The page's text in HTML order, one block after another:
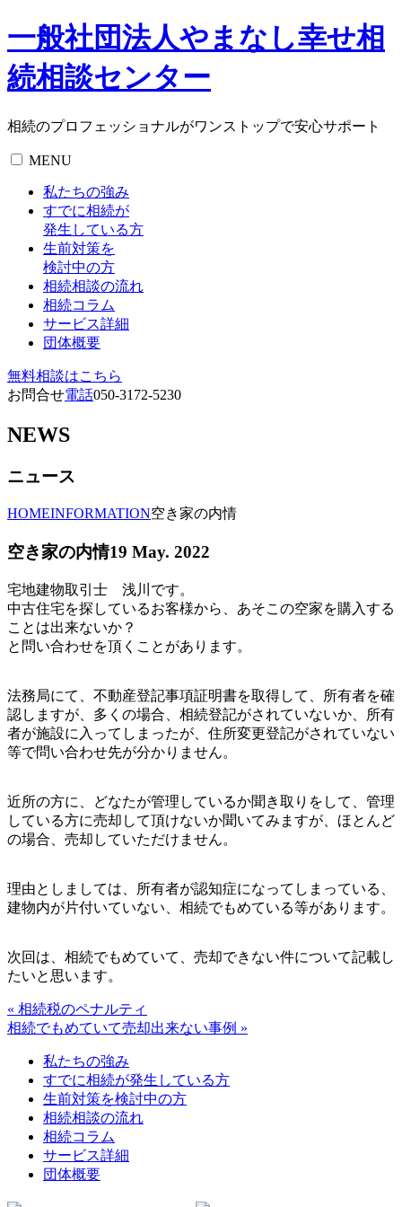
一般社団法人やまなし幸せ相
続相談センター
相続のプロフェッショナルがワンストップで安心サポート
MENU
私たちの強み
すでに相続が
発生している方
生前対策を
検討中の方
相続相談の流れ
相続コラム
サービス詳細
団体概要
無料相談はこちら
お問合せ電話050-3172-5230
NEWS
ニュース
HOMEINFORMATION空き家の内情
空き家の内情19 May. 2022
宅地建物取引士 浅川です。
中古住宅を探しているお客様から、あそこの空家を購入する
ことは出来ないか？
と問い合わせを頂くことがあります。
法務局にて、不動産登記事項証明書を取得して、所有者を確
認しますが、多くの場合、相続登記がされていないか、所有
者が施設に入ってしまったが、住所変更登記がされていない
等で問い合わせ先が分かりません。
近所の方に、どなたが管理しているか聞き取りをして、管理
している方に売却して頂けないか聞いてみますが、ほとんど
の場合、売却していただけません。
理由としましては、所有者が認知症になってしまっている、
建物内が片付いていない、相続でもめている等があります。
次回は、相続でもめていて、売却できない件について記載し
たいと思います。
« 相続税のペナルティ
相続でもめていて売却出来ない事例 »
私たちの強み
すでに相続が発生している方
生前対策を検討中の方
相続相談の流れ
相続コラム
サービス詳細
団体概要